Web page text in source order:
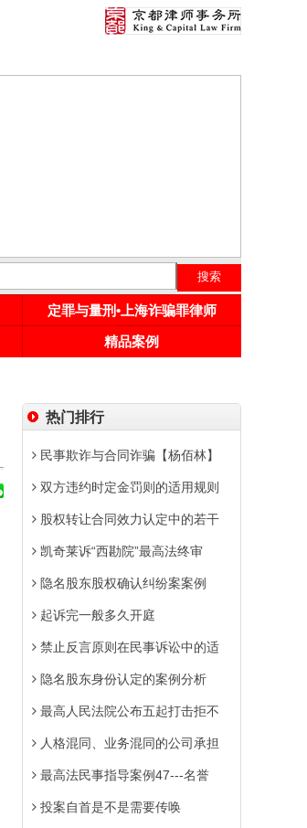
定罪与量刑•上海诈骗罪律师
精品案例
热门排行
民事欺诈与合同诈骗【杨佰林】
双方违约时定金罚则的适用规则
股权转让合同效力认定中的若干
凯奇莱诉“西勘院”最高法终审
隐名股东股权确认纠纷案案例
起诉完一般多久开庭
禁止反言原则在民事诉讼中的适
隐名股东身份认定的案例分析
最高人民法院公布五起打击拒不
人格混同、业务混同的公司承担
最高法民事指导案例47---名誉
投案自首是不是需要传唤